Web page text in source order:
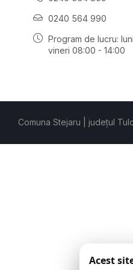
0240 564 990
Program de lucru:
vineri 08:00 - 14:00
Comuna Stejaru | județul
Acest